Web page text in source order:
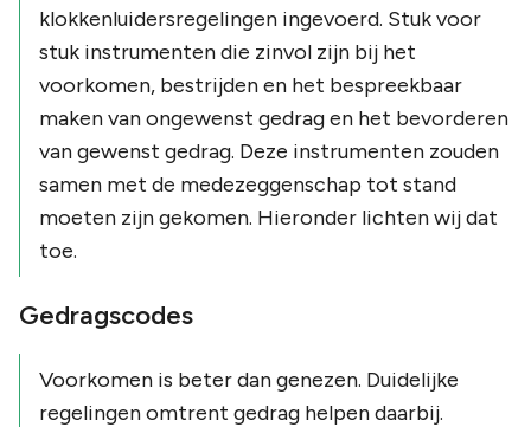
klokkenluidersregelingen ingevoerd. Stuk voor
stuk instrumenten die zinvol zijn bij het
voorkomen, bestrijden en het bespreekbaar
maken van ongewenst gedrag en het bevorderen
van gewenst gedrag. Deze instrumenten zouden
samen met de medezeggenschap tot stand
moeten zijn gekomen. Hieronder lichten wij dat
toe.
Gedragscodes
Voorkomen is beter dan genezen. Duidelijke
regelingen omtrent gedrag helpen daarbij.